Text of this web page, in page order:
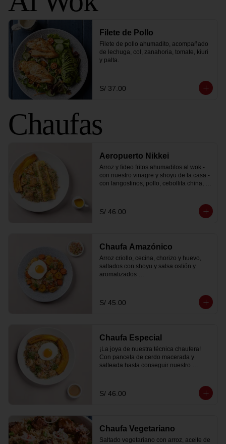
Filete de Pollo
Filete de pollo ahumadito, acompañado
de lechuga, col, zanahoria, tomate, kiuri
y palta.
S/ 37.00
Chaufas
Aeropuerto Nikkei
Arroz y fideo fritos ahumaditos al wok -
con nuestro vinagre y shoyu de la casa -
con langostinos, pollo, cebollita china,
salsa tiradito.
S/ 46.00
Chaufa Amazónico
Arroz criollo, cecina, chorizo y huevo,
saltados con shoyu y salsa ostión y
aromatizados
china.
S/ 45.00
Chaufa Especial
¡La joya de nuestra técnica chaufera!
Con panceta de cerdo macerada y
salteada hasta conseguir nuestro
langostinos y pollo.
S/ 46.00
Chaufa Vegetariano
Saltado vegetariano con arroz, aceite de